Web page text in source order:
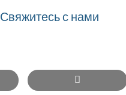
Свяжитесь с нами